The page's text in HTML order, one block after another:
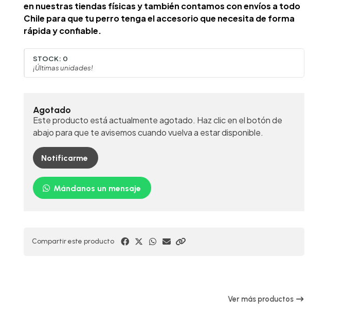
en nuestras tiendas físicas y también contamos con envíos a todo
Chile para que tu perro tenga el accesorio que necesita de forma
rápida y confiable.
STOCK: 0
¡Últimas unidades!
Agotado
Este producto está actualmente agotado. Haz clic en el botón de
abajo para que te avisemos cuando vuelva a estar disponible.
Notificarme
Mándanos un mensaje
Compartir este producto
Ver más productos